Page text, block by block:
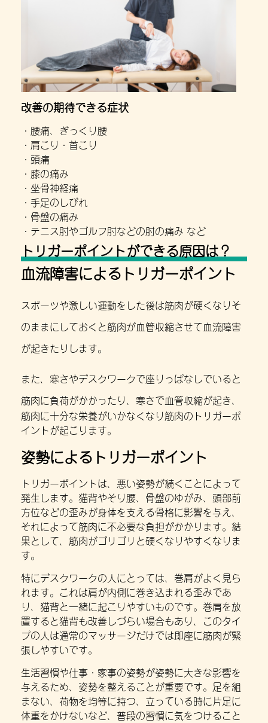
改善の期待できる症状
・腰痛、ぎっくり腰
・肩こり・首こり
・頭痛
・膝の痛み
・坐骨神経痛
・手足のしびれ
・骨盤の痛み
・テニス肘やゴルフ肘などの肘の痛み など
トリガーポイントができる原因は？
血流障害によるトリガーポイント
スポーツや激しい運動をした後は筋肉が硬くなりそ
のままにしておくと筋肉が血管収縮させて血流障害
が起きたりします。
また、寒さやデスクワークで座りっぱなしでいると
筋肉に負荷がかかったり、寒さで血管収縮が起き、
筋肉に十分な栄養がいかなくなり筋肉のトリガーポ
イントが起こります。
姿勢によるトリガーポイント
トリガーポイントは、悪い姿勢が続くことによって
発生します。猫背やそり腰、骨盤のゆがみ、頭部前
方位などの歪みが身体を支える骨格に影響を与え、
それによって筋肉に不必要な負担がかかります。結
果として、筋肉がゴリゴリと硬くなりやすくなりま
す。
特にデスクワークの人にとっては、巻肩がよく見ら
れます。これは肩が内側に巻き込まれる歪みであ
り、猫背と一緒に起こりやすいものです。巻肩を放
置すると猫背も改善しづらい場合もあり、このタイ
プの人は通常のマッサージだけでは即座に筋肉が緊
張しやすいです。
生活習慣や仕事・家事の姿勢が姿勢に大きな影響を
与えるため、姿勢を整えることが重要です。足を組
まない、荷物を均等に持つ、立っている時に片足に
体重をかけないなど、普段の習慣に気をつけること